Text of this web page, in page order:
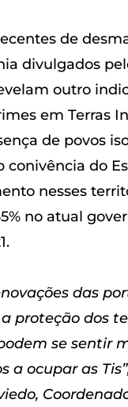
de
divulgados
outro
em Terras
de povos
conivência do
nesses
no atual
das
proteção dos
se sentir
a ocupar as